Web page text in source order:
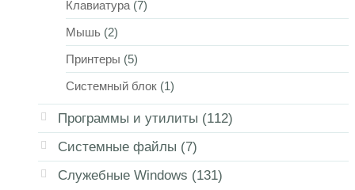
Клавиатура (7)
Мышь (2)
Принтеры (5)
Системный блок (1)
Программы и утилиты (112)
Системные файлы (7)
Служебные Windows (131)